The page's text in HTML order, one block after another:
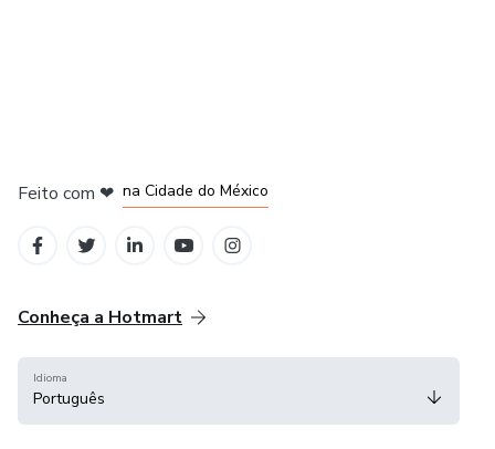
Feito com ❤ na Cidade do México
Conheça a Hotmart
Idioma
Português